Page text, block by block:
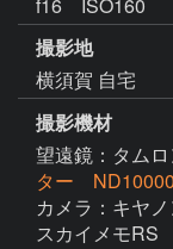
撮影地
横須賀 自宅
撮影機材
望遠鏡：タム
ター
カメラ：キヤ
スカイメモRS